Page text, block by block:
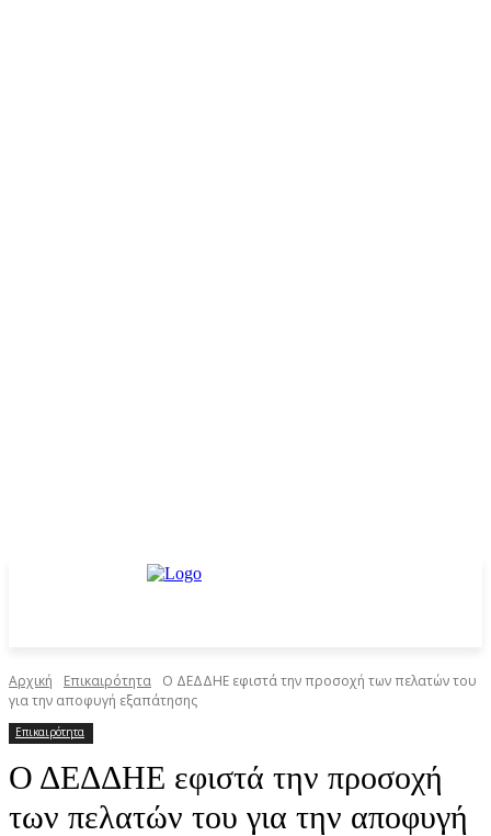
Αρχική Επικαιρότητα
Ο ΔΕΔΔΗΕ εφιστά την προσοχή των πελατών του
για την αποφυγή εξαπάτησης
Επικαιρότητα
Ο ΔΕΔΔΗΕ εφιστά την προσοχή
των πελατών του για την αποφυγή